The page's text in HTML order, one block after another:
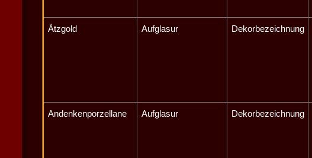
Ätzgold Aufglasur Dekorbezeichnung
Andenkenporzellane Aufglasur Dekorbezeichnung